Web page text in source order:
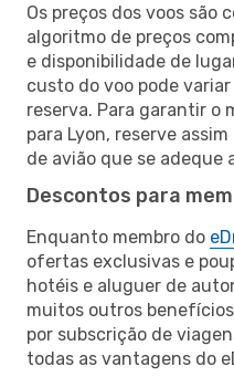
Os preços dos voos são
algoritmo de preços
e disponibilidade de
custo do voo pode
reserva. Para garantir o
para Lyon, reserve
de avião que se adeque
Descontos para
Enquanto membro do
ofertas exclusivas e
hotéis e aluguer de
muitos outros
por subscrição de
todas as vantagens do